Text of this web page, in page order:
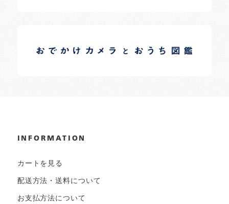
日常の様子など随時更新中です。
INFORMATION
カートを見る
配送方法・送料について
お支払方法について